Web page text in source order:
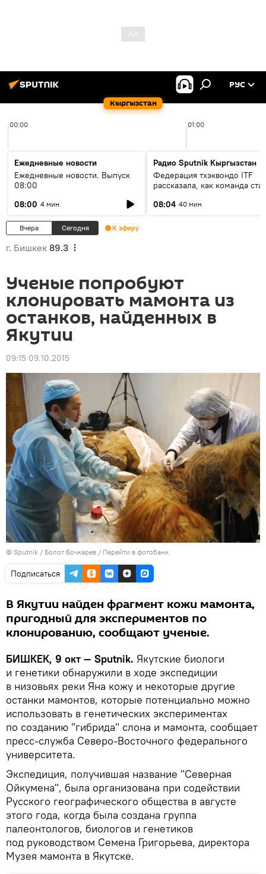
Кыргызстан
РУС
00:00 01:00
Ежедневные новости
Ежедневные новости. Выпуск
08:00
08:00 4 мин
Радио Sputnik Кыргызстан
Федерация тхэквондо ITF
рассказала, как команда
08:04 40 мин
Вчера Сегодня К эфиру
г. Бишкек 89.3
Ученые попробуют
клонировать мамонта из
останков, найденных в
Якутии
09:15 09.10.2015
© Sputnik / Болот Бочкарев / Перейти в фотобанк
Подписаться
В Якутии найден фрагмент кожи мамонта,
пригодный для экспериментов по
клонированию, сообщают ученые.
БИШКЕК, 9 окт — Sputnik. Якутские биологи
и генетики обнаружили в ходе экспедиции
в низовьях реки Яна кожу и некоторые другие
останки мамонтов, которые потенциально можно
использовать в генетических экспериментах
по созданию "гибрида" слона и мамонта, сообщает
пресс-служба Северо-Восточного федерального
университета.
Экспедиция, получившая название "Северная
Ойкумена", была организована при содействии
Русского географического общества в августе
этого года, когда была создана группа
палеонтологов, биологов и генетиков
под руководством Семена Григорьева, директора
Музея мамонта в Якутске.